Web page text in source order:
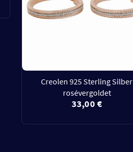
Creolen 925 Sterling Silber
rosévergoldet
33,00 €